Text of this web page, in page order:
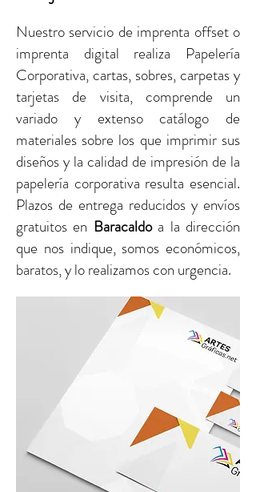
Nuestro servicio de imprenta offset o
imprenta digital realiza Papelería
Corporativa, cartas, sobres, carpetas y
tarjetas de visita, comprende un
variado y extenso catálogo de
materiales sobre los que imprimir sus
diseños y la calidad de impresión de la
papelería corporativa resulta esencial.
Plazos de entrega reducidos y envíos
gratuitos en Baracaldo a la dirección
que nos indique, somos económicos,
baratos, y lo realizamos con urgencia.